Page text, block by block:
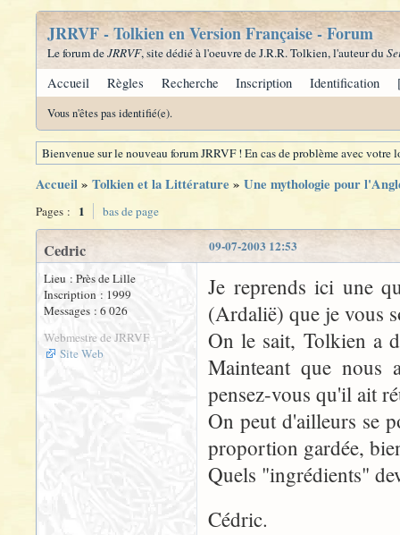
JRRVF - Tolkien en Version Française - Forum
Le forum deJRRVF, site dédié à l'oeuvre de J.R.R. Tolkien, l'auteur du
Accueil Règles Recherche Inscription Identification
Vous n'êtes pas identifié(e).
Bienvenue sur le nouveau forum JRRVF ! En cas de problème avec
Accueil» Tolkien et la Littérature » Une mythologie pour
Pages : 1 bas de page
09-07-2003 12:53
Cedric
Lieu : Près de Lille
Inscription : 1999
Messages : 6 026
Webmestre de JRRVF
Site Web
Je reprends ici une
(Ardalië) que je vous
On le sait, Tolkien a
Mainteant que nous
pensez-vous qu'il ait
On peut d'ailleurs se
proportion gardée,
Quels "ingrédients"
Cédric.